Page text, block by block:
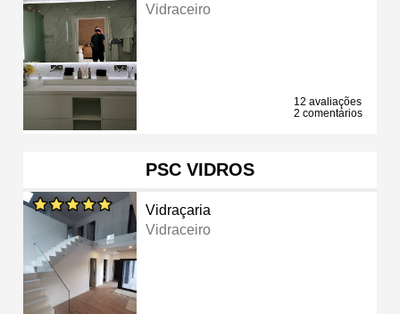
Vidraceiro
12 avaliações
2 comentários
PSC VIDROS
Vidraçaria
Vidraceiro